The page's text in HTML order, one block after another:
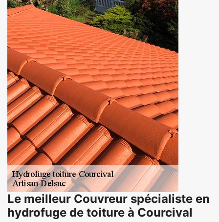
Le meilleur Couvreur spécialiste en
hydrofuge de toiture à Courcival